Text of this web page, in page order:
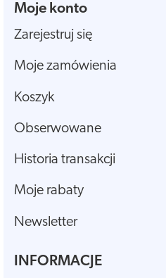
Moje konto
Zarejestruj się
Moje zamówienia
Koszyk
Obserwowane
Historia transakcji
Moje rabaty
Newsletter
INFORMACJE